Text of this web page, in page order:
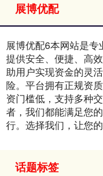
展博优配
展博优配6本网站是
提供安全、便捷、高
助用户实现资金的灵
险。平台拥有正规资
资门槛低，支持多种
者，我们都能满足您
行。选择我们，让您
话题标签